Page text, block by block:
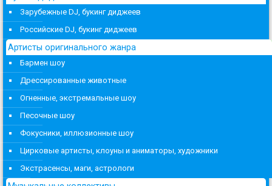
Зарубежные DJ, букинг диджеев
Российские DJ, букинг диджеев
Артисты оригинального жанра
Бармен шоу
Дрессированные животные
Огненные, экстремальные шоу
Песочные шоу
Фокусники, иллюзионные шоу
Цирковые артисты, клоуны и аниматоры, художники
Экстрасенсы, маги, астрологи